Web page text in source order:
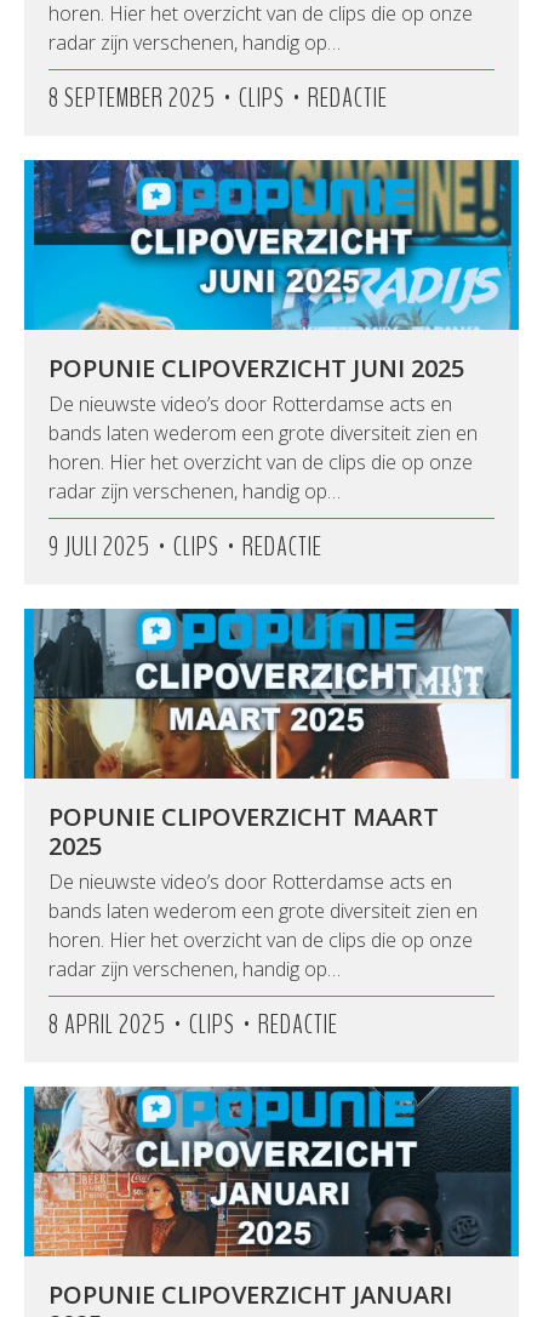
horen. Hier het overzicht van de clips die op onze
radar zijn verschenen, handig op…
8 SEPTEMBER 2025 • CLIPS • REDACTIE
POPUNIE CLIPOVERZICHT JUNI 2025
De nieuwste video’s door Rotterdamse acts en
bands laten wederom een grote diversiteit zien en
horen. Hier het overzicht van de clips die op onze
radar zijn verschenen, handig op…
9 JULI 2025 • CLIPS • REDACTIE
POPUNIE CLIPOVERZICHT MAART
2025
De nieuwste video’s door Rotterdamse acts en
bands laten wederom een grote diversiteit zien en
horen. Hier het overzicht van de clips die op onze
radar zijn verschenen, handig op…
8 APRIL 2025 • CLIPS • REDACTIE
POPUNIE CLIPOVERZICHT JANUARI